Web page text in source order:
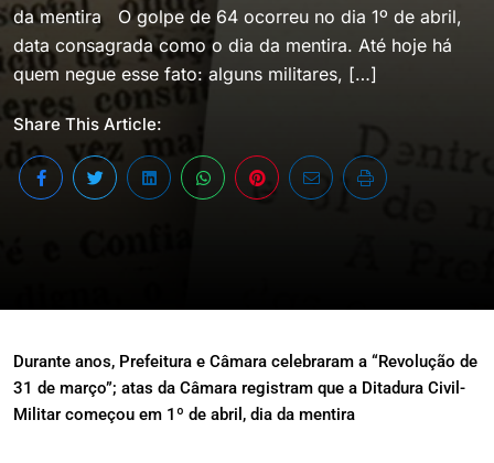
da mentira O golpe de 64 ocorreu no dia 1º de abril,
data consagrada como o dia da mentira. Até hoje há
quem negue esse fato: alguns militares, […]
Share This Article:
Durante anos, Prefeitura e Câmara celebraram a “Revolução de
31 de março”; atas da Câmara registram que a Ditadura Civil-
Militar começou em 1º de abril, dia da mentira